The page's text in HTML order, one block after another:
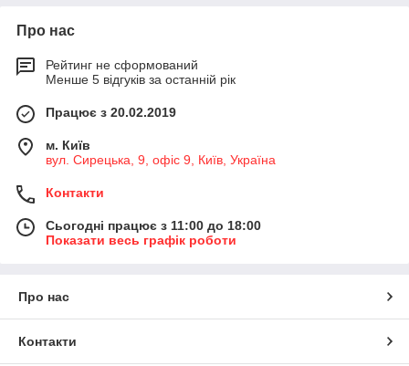
Про нас
Рейтинг не сформований
Менше 5 відгуків за останній рік
Працює з 20.02.2019
м. Київ
вул. Сирецька, 9, офіс 9, Київ, Україна
Контакти
Сьогодні працює з 11:00 до 18:00
Показати весь графік роботи
Про нас
Контакти